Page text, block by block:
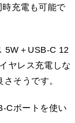
充電も可能で
5W＋USB-C 12
ヤレス充電しな
そうです。
Cポートを使い